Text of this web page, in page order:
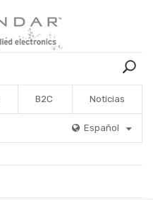
B2C Noticias
Español